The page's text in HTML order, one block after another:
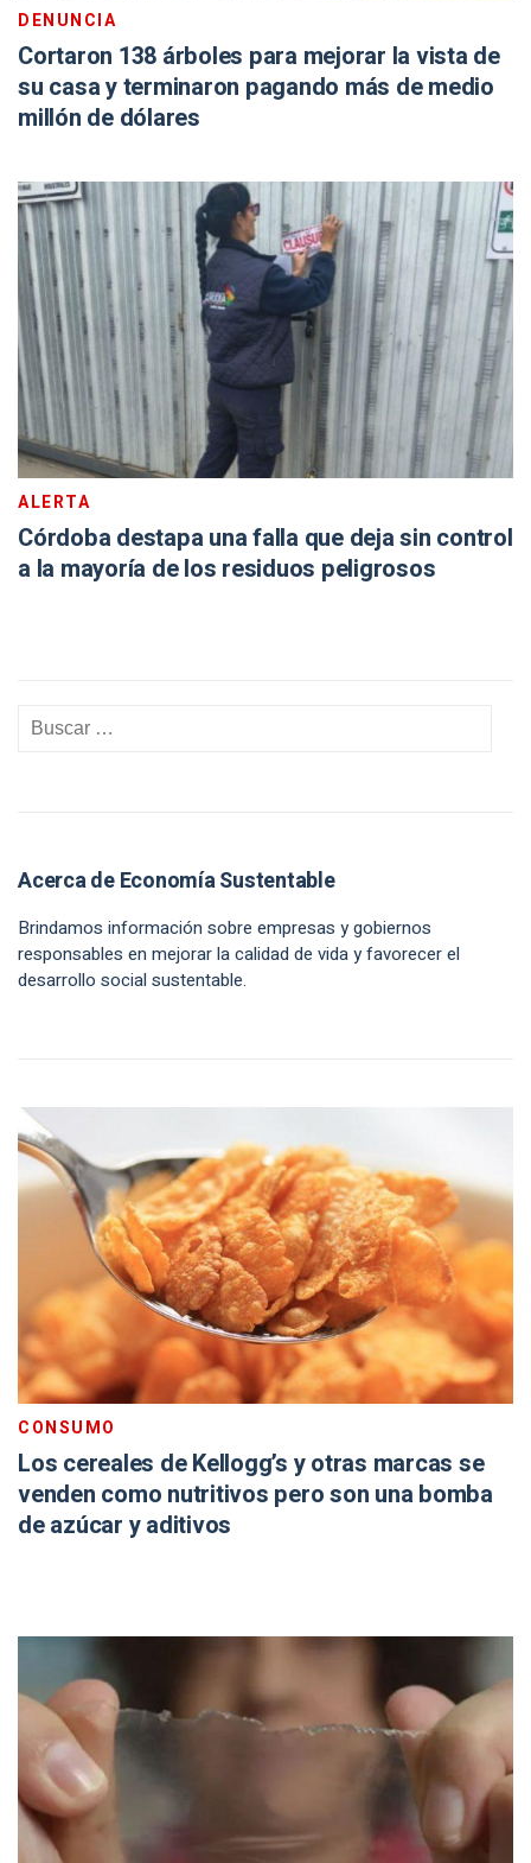
DENUNCIA
Cortaron 138 árboles para mejorar la vista de
su casa y terminaron pagando más de medio
millón de dólares
ALERTA
Córdoba destapa una falla que deja sin control
a la mayoría de los residuos peligrosos
Acerca de Economía Sustentable
Brindamos información sobre empresas y gobiernos
responsables en mejorar la calidad de vida y favorecer el
desarrollo social sustentable.
CONSUMO
Los cereales de Kellogg’s y otras marcas se
venden como nutritivos pero son una bomba
de azúcar y aditivos